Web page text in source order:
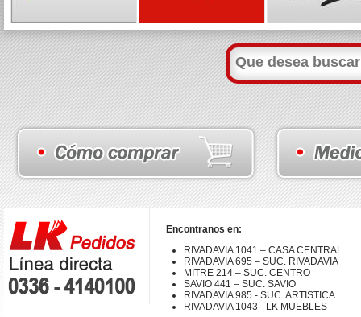
Encontranos en:
RIVADAVIA 1041 – CASA CENTRAL
RIVADAVIA 695 – SUC. RIVADAVIA
MITRE 214 – SUC. CENTRO
SAVIO 441 – SUC. SAVIO
RIVADAVIA 985 - SUC. ARTISTICA
RIVADAVIA 1043 - LK MUEBLES